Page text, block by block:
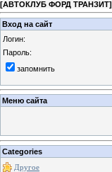
[АВТОКЛУБ ФОРД ТРАНЗИТ]
Вход на сайт
Логин:
Пароль:
запомнить
Меню сайта
Categories
Другое